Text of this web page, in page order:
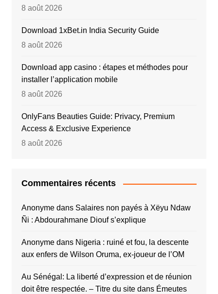
8 août 2026
Download 1xBet.in India Security Guide
8 août 2026
Download app casino : étapes et méthodes pour
installer l’application mobile
8 août 2026
OnlyFans Beauties Guide: Privacy, Premium
Access & Exclusive Experience
8 août 2026
Commentaires récents
Anonymedans Salaires non payés à Xëyu Ndaw
Ñi : Abdourahmane Diouf s’explique
Anonymedans Nigeria : ruiné et fou, la descente
aux enfers de Wilson Oruma, ex-joueur de l’OM
Au Sénégal: La liberté d’expression et de réunion
doit être respectée. – Titre du sitedans Émeutes